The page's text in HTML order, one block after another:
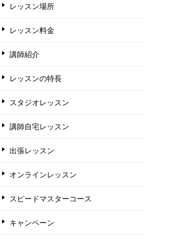
レッスン場所
レッスン料金
講師紹介
レッスンの特長
スタジオレッスン
講師自宅レッスン
出張レッスン
オンラインレッスン
スピードマスターコース
キャンペーン